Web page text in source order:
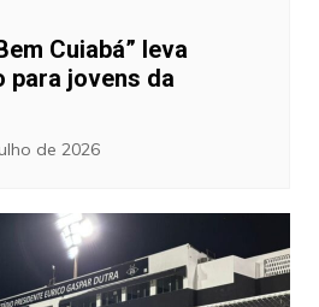
Cuiabá” leva
jovens da
de 2026